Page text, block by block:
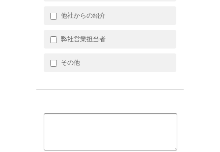
他社からの紹介
弊社営業担当者
その他